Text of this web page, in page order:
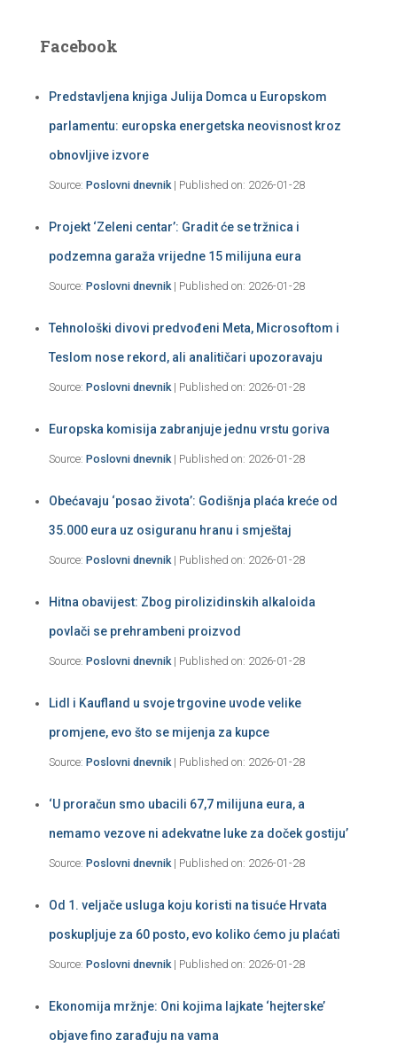
Facebook
Predstavljena knjiga Julija Domca u Europskom
parlamentu: europska energetska neovisnost kroz
obnovljive izvore
Source: Poslovni dnevnik Published on: 2026-01-28
Projekt ‘Zeleni centar’: Gradit će se tržnica i
podzemna garaža vrijedne 15 milijuna eura
Source: Poslovni dnevnik Published on: 2026-01-28
Tehnološki divovi predvođeni Meta, Microsoftom i
Teslom nose rekord, ali analitičari upozoravaju
Source: Poslovni dnevnik Published on: 2026-01-28
Europska komisija zabranjuje jednu vrstu goriva
Source: Poslovni dnevnik Published on: 2026-01-28
Obećavaju ‘posao života’: Godišnja plaća kreće od
35.000 eura uz osiguranu hranu i smještaj
Source: Poslovni dnevnik Published on: 2026-01-28
Hitna obavijest: Zbog pirolizidinskih alkaloida
povlači se prehrambeni proizvod
Source: Poslovni dnevnik Published on: 2026-01-28
Lidl i Kaufland u svoje trgovine uvode velike
promjene, evo što se mijenja za kupce
Source: Poslovni dnevnik Published on: 2026-01-28
‘U proračun smo ubacili 67,7 milijuna eura, a
nemamo vezove ni adekvatne luke za doček gostiju’
Source: Poslovni dnevnik Published on: 2026-01-28
Od 1. veljače usluga koju koristi na tisuće Hrvata
poskupljuje za 60 posto, evo koliko ćemo ju plaćati
Source: Poslovni dnevnik Published on: 2026-01-28
Ekonomija mržnje: Oni kojima lajkate ‘hejterske’
objave fino zarađuju na vama